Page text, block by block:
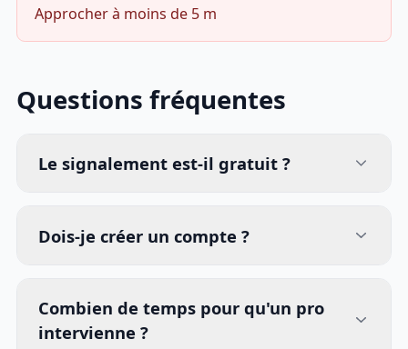
Approcher à moins de 5 m
Questions fréquentes
Le signalement est-il gratuit ?
Dois-je créer un compte ?
Combien de temps pour qu'un pro
intervienne ?